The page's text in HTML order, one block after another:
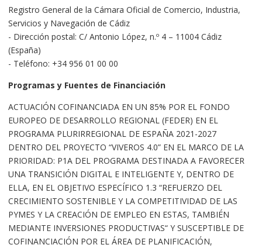
Registro General de la Cámara Oficial de Comercio, Industria,
Servicios y Navegación de Cádiz
- Dirección postal: C/ Antonio López, n.º 4 – 11004 Cádiz
(España)
- Teléfono: +34 956 01 00 00
Programas y Fuentes de Financiación
ACTUACIÓN COFINANCIADA EN UN 85% POR EL FONDO
EUROPEO DE DESARROLLO REGIONAL (FEDER) EN EL
PROGRAMA PLURIRREGIONAL DE ESPAÑA 2021-2027
DENTRO DEL PROYECTO “VIVEROS 4.0” EN EL MARCO DE LA
PRIORIDAD: P1A DEL PROGRAMA DESTINADA A FAVORECER
UNA TRANSICIÓN DIGITAL E INTELIGENTE Y, DENTRO DE
ELLA, EN EL OBJETIVO ESPECÍFICO 1.3 “REFUERZO DEL
CRECIMIENTO SOSTENIBLE Y LA COMPETITIVIDAD DE LAS
PYMES Y LA CREACIÓN DE EMPLEO EN ESTAS, TAMBIÉN
MEDIANTE INVERSIONES PRODUCTIVAS“ Y SUSCEPTIBLE DE
COFINANCIACIÓN POR EL ÁREA DE PLANIFICACIÓN,